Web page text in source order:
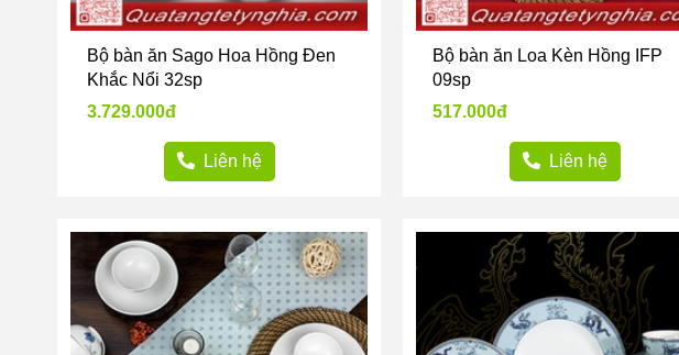
Bộ bàn ăn Sago Hoa Hồng Đen
Khắc Nổi 32sp
3.729.000đ
Liên hệ
Bộ bàn ăn Loa Kèn Hồng IFP
09sp
517.000đ
Liên hệ